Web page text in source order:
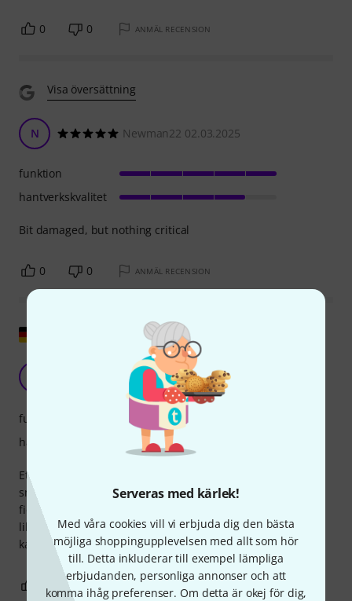
Serveras med kärlek!
Med våra cookies vill vi erbjuda dig den bästa
möjliga shoppingupplevelsen med allt som hör
till. Detta inkluderar till exempel lämpliga
erbjudanden, personliga annonser och att
komma ihåg preferenser. Om detta är okej för dig,
0 0 ANMÄL RECENSION
Visa översättning
N Newman22 02.03.2025
Bit damaged, but nothing critical
funktion
hantverkskvalitet
0 0 ANMÄL RECENSION
japhnedilettante 25.05.2020
Ett fint buxbomstångsstycke med en ljus sadel, slätt och
smidigt vid beröring. Förhoppningsvis kommer den nya
fiolen (med sitt griniga svarta stränghållare...) att gilla det
lika mycket! Ett extra stränghållare medföljer i den lilla
kartongen.
funktion
hantverkskvalitet
0 ANMÄL RECENSION